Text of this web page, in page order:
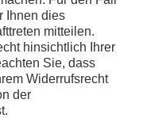
Ihnen dies
mitteilen.
hinsichtlich Ihrer
Sie, dass
Widerrufsrecht
der